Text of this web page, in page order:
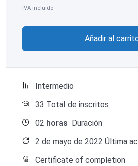
IVA incluido
Añadir al
Intermedio
33 TotaI de inscritos
02 horas
Duración
2 de mayo de 2022 Última
Certificate of completion